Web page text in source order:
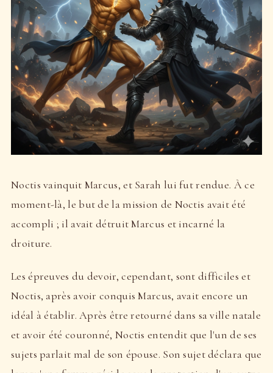
Noctis vainquit Marcus, et Sarah lui fut rendue. À ce
moment-là, le but de la mission de Noctis avait été
accompli ; il avait détruit Marcus et incarné la
droiture.
Les épreuves du devoir, cependant, sont difficiles et
Noctis, après avoir conquis Marcus, avait encore un
idéal à établir. Après être retourné dans sa ville natale
et avoir été couronné, Noctis entendit que l'un de ses
sujets parlait mal de son épouse. Son sujet déclara que